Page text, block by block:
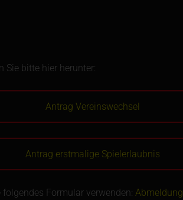
Sie bitte hier herunter:
Antrag Vereinswechsel
Antrag erstmalige Spielerlaubnis
Formular verwenden: Abmeldung